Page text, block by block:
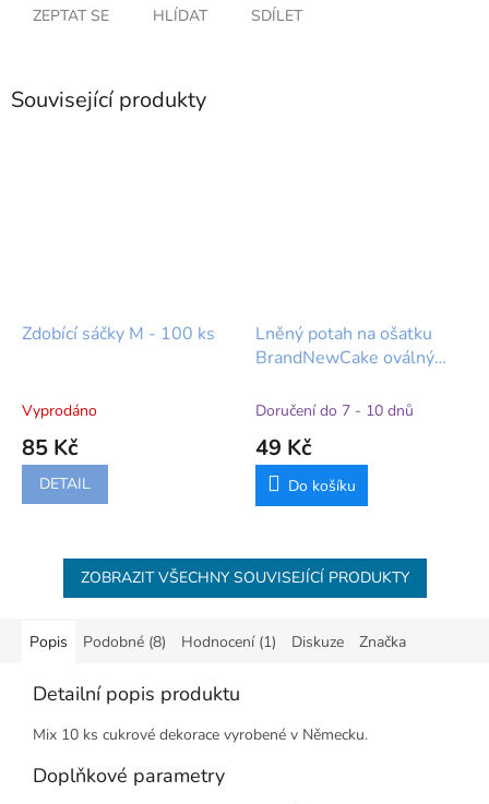
ZEPTAT SE HLÍDAT SDÍLET
Související produkty
Zdobící sáčky M - 100 ks
Vyprodáno
85 Kč
DETAIL
Lněný potah na ošatku
BrandNewCake oválný
Doručení do 7 - 10 dnů
49 Kč
Do košíku
ZOBRAZIT VŠECHNY SOUVISEJÍCÍ PRODUKTY
Popis Podobné (8) Hodnocení (1) Diskuze Značka
Detailní popis produktu
Mix 10 ks cukrové dekorace vyrobené v Německu.
Doplňkové parametry